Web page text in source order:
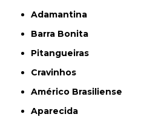
Adamantina
Barra Bonita
Pitangueiras
Cravinhos
Américo Brasiliense
Aparecida